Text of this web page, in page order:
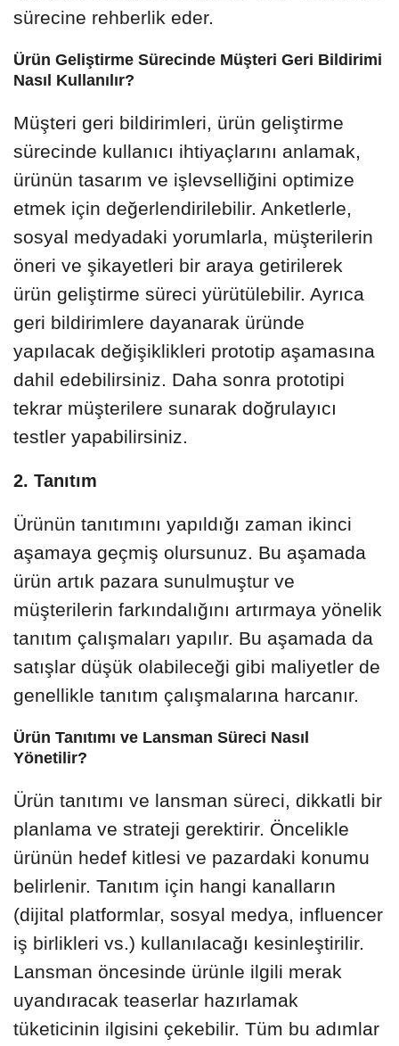
sürecine rehberlik eder.
Ürün Geliştirme Sürecinde Müşteri Geri Bildirimi
Nasıl Kullanılır?
Müşteri geri bildirimleri, ürün geliştirme
sürecinde kullanıcı ihtiyaçlarını anlamak,
ürünün tasarım ve işlevselliğini optimize
etmek için değerlendirilebilir. Anketlerle,
sosyal medyadaki yorumlarla, müşterilerin
öneri ve şikayetleri bir araya getirilerek
ürün geliştirme süreci yürütülebilir. Ayrıca
geri bildirimlere dayanarak üründe
yapılacak değişiklikleri prototip aşamasına
dahil edebilirsiniz. Daha sonra prototipi
tekrar müşterilere sunarak doğrulayıcı
testler yapabilirsiniz.
2. Tanıtım
Ürünün tanıtımını yapıldığı zaman ikinci
aşamaya geçmiş olursunuz. Bu aşamada
ürün artık pazara sunulmuştur ve
müşterilerin farkındalığını artırmaya yönelik
tanıtım çalışmaları yapılır. Bu aşamada da
satışlar düşük olabileceği gibi maliyetler de
genellikle tanıtım çalışmalarına harcanır.
Ürün Tanıtımı ve Lansman Süreci Nasıl
Yönetilir?
Ürün tanıtımı ve lansman süreci, dikkatli bir
planlama ve strateji gerektirir. Öncelikle
ürünün hedef kitlesi ve pazardaki konumu
belirlenir. Tanıtım için hangi kanalların
(dijital platformlar, sosyal medya, influencer
iş birlikleri vs.) kullanılacağı kesinleştirilir.
Lansman öncesinde ürünle ilgili merak
uyandıracak teaserlar hazırlamak
tüketicinin ilgisini çekebilir. Tüm bu adımlar